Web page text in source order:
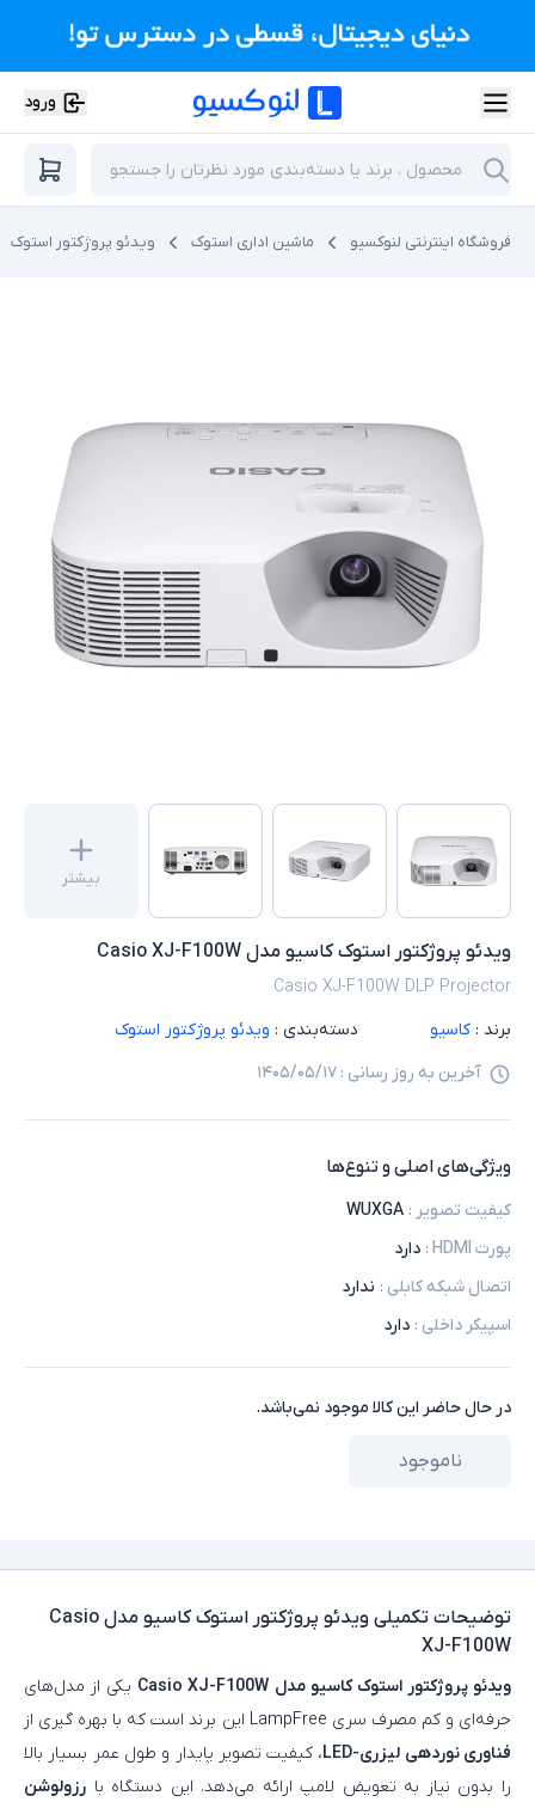
ورود
فروشگاه اینترنتی لنوکسیو ماشین اداری استوک ویدئو پروژکتور استوک
بیشتر
ویدئو پروژکتور استوک کاسیو مدل Casio XJ-F100W
Casio XJ-F100W DLP Projector
برند : کاسیو دسته‌بندی : ویدئو پروژکتور استوک
آخرین به روز رسانی : ۱۴۰۵/۰۵/۱۷
ویژگی‌های اصلی و تنوع‌ها
کیفیت تصویر :
WUXGA
پورت HDMI
: دارد
اتصال شبکه کابلی : ندارد
اسپیکر داخلی : دارد
در حال حاضر این کالا موجود نمی‌باشد.
ناموجود
توضیحات تکمیلی
ویدئو پروژکتور استوک کاسیو مدل Casio
XJ-F100W
ویدئو پروژکتور استوک کاسیو مدل Casio XJ-F100W
یکی از مدل‌های
حرفه‌ای و کم‌ مصرف سری LampFree این برند است که با بهره‌ گیری از
فناوری نوردهی لیزری-LED
، کیفیت تصویر پایدار و طول عمر بسیار بالا
را بدون نیاز به تعویض لامپ ارائه می‌دهد. این دستگاه با رزولوشن